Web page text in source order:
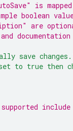
is
boolean
are
save
to true then